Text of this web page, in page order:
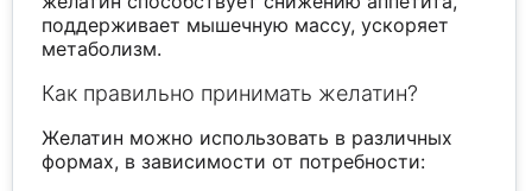
поддерживает мышечную массу, ускоряет
метаболизм.
Как правильно принимать желатин?
Желатин можно использовать в различных
формах, в зависимости от потребности: